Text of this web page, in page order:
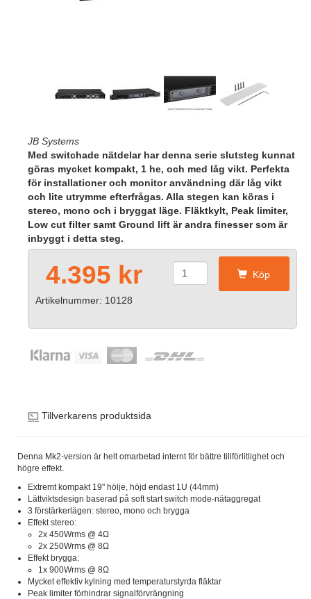
JB Systems
Med switchade nätdelar har denna serie slutsteg kunnat
göras mycket kompakt, 1 he, och med låg vikt. Perfekta
för installationer och monitor användning där låg vikt
och lite utrymme efterfrågas. Alla stegen kan köras i
stereo, mono och i bryggat läge. Fläktkylt, Peak limiter,
Low cut filter samt Ground lift är andra finesser som är
inbyggt i detta steg.
4.395 kr Köp
Artikelnummer: 10128
Tillverkarens produktsida
Denna Mk2-version är helt omarbetad internt för bättre tillförlitlighet och
högre effekt.
Extremt kompakt 19" hölje, höjd endast 1U (44mm)
Lättviktsdesign baserad på soft start switch mode-nätaggregat
3 förstärkerlägen: stereo, mono och brygga
Effekt stereo:
2x 450Wrms @ 4Ω
2x 250Wrms @ 8Ω
Effekt brygga:
1x 900Wrms @ 8Ω
Mycket effektiv kylning med temperaturstyrda fläktar
Peak limiter förhindrar signalförvrängning